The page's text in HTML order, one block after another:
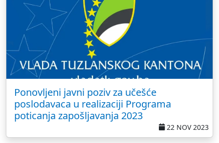
Ponovljeni javni poziv za učešće
poslodavaca u realizaciji Programa
poticanja zapošljavanja 2023
22 NOV 2023